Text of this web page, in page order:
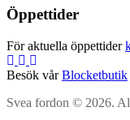
Öppettider
För aktuella öppettider
Besök vårBlocketbutik
Svea fordon © 2026.